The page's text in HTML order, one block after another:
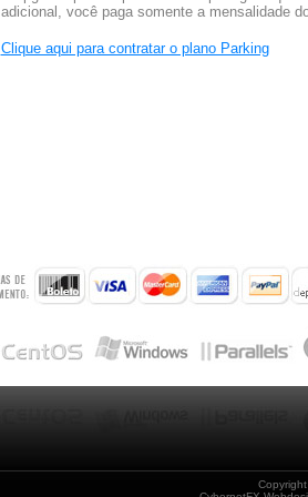
adicional, você paga somente a mensalidade
Clique aqui para contratar o plano Parking